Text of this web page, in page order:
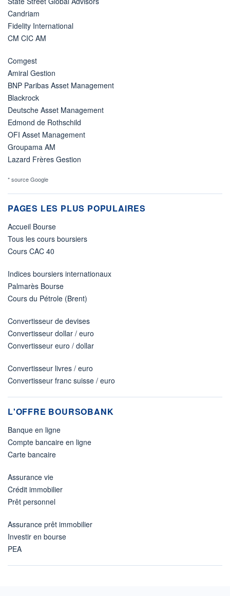
Candriam
Fidelity International
CM CIC AM
Comgest
Amiral Gestion
BNP Paribas Asset Management
Blackrock
Deutsche Asset Management
Edmond de Rothschild
OFI Asset Management
Groupama AM
Lazard Frères Gestion
* source Google
PAGES LES PLUS POPULAIRES
Accueil Bourse
Tous les cours boursiers
Cours CAC 40
Indices boursiers internationaux
Palmarès Bourse
Cours du Pétrole (Brent)
Convertisseur de devises
Convertisseur dollar / euro
Convertisseur euro / dollar
Convertisseur livres / euro
Convertisseur franc suisse / euro
L'OFFRE BOURSOBANK
Banque en ligne
Compte bancaire en ligne
Carte bancaire
Assurance vie
Crédit immobilier
Prêt personnel
Assurance prêt immobilier
Investir en bourse
PEA